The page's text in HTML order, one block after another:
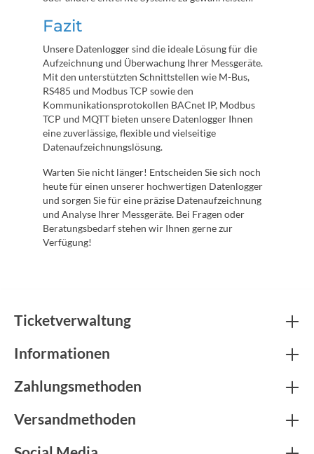
Fazit
Unsere Datenlogger sind die ideale Lösung für die
Aufzeichnung und Überwachung Ihrer Messgeräte.
Mit den unterstützten Schnittstellen wie M-Bus,
RS485 und Modbus TCP sowie den
Kommunikationsprotokollen BACnet IP, Modbus
TCP und MQTT bieten unsere Datenlogger Ihnen
eine zuverlässige, flexible und vielseitige
Datenaufzeichnungslösung.
Warten Sie nicht länger! Entscheiden Sie sich noch
heute für einen unserer hochwertigen Datenlogger
und sorgen Sie für eine präzise Datenaufzeichnung
und Analyse Ihrer Messgeräte. Bei Fragen oder
Beratungsbedarf stehen wir Ihnen gerne zur
Verfügung!
Ticketverwaltung
Informationen
Zahlungsmethoden
Versandmethoden